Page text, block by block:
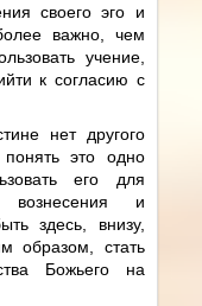
своего эго и
важно, чем
учение,
к согласию с
нет другого
это одно
его для
вознесения и
здесь, внизу,
образом, стать
Божьего на